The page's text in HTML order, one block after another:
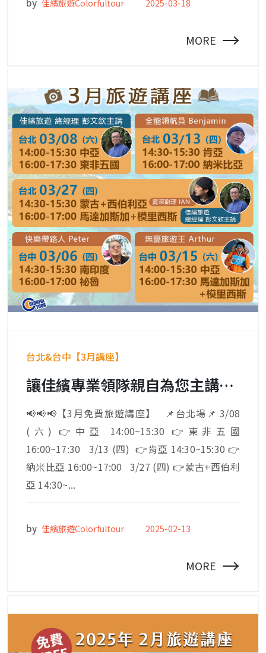
by 佳繽旅遊Colorfultour 2025-03-18
MORE →
台北&台中【3月講座】
讓佳繽專業領隊親自為您主講，探索各國文化，顛覆您的想像。
📢📢📢【3月免費旅遊講座】 📌台北場📌 3/08
(六) 👉中亞 14:00~15:30 👉東非五國
16:00~17:30 3/13 (四) 👉肯亞 14:30~15:30 👉
納米比亞 16:00~17:00 3/27 (四) 👉蒙古+西伯利
亞 14:30~...
by 佳繽旅遊Colorfultour 2025-02-13
MORE →